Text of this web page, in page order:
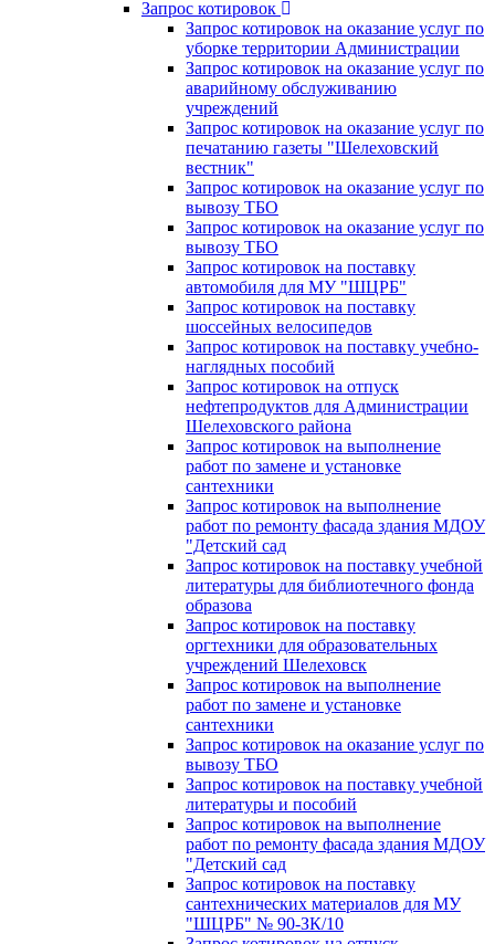
Запрос котировок
Запрос котировок на оказание услуг по
уборке территории Администрации
Запрос котировок на оказание услуг по
аварийному обслуживанию
учреждений
Запрос котировок на оказание услуг по
печатанию газеты "Шелеховский
вестник"
Запрос котировок на оказание услуг по
вывозу ТБО
Запрос котировок на оказание услуг по
вывозу ТБО
Запрос котировок на поставку
автомобиля для МУ "ШЦРБ"
Запрос котировок на поставку
шоссейных велосипедов
Запрос котировок на поставку учебно-
наглядных пособий
Запрос котировок на отпуск
нефтепродуктов для Администрации
Шелеховского района
Запрос котировок на выполнение
работ по замене и установке
сантехники
Запрос котировок на выполнение
работ по ремонту фасада здания МДОУ
"Детский сад
Запрос котировок на поставку учебной
литературы для библиотечного фонда
образова
Запрос котировок на поставку
оргтехники для образовательных
учреждений Шелеховск
Запрос котировок на выполнение
работ по замене и установке
сантехники
Запрос котировок на оказание услуг по
вывозу ТБО
Запрос котировок на поставку учебной
литературы и пособий
Запрос котировок на выполнение
работ по ремонту фасада здания МДОУ
"Детский сад
Запрос котировок на поставку
сантехнических материалов для МУ
"ШЦРБ" № 90-ЗК/10